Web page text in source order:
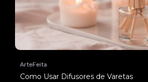
ArteFeita
Como Usar Difusores de Varetas